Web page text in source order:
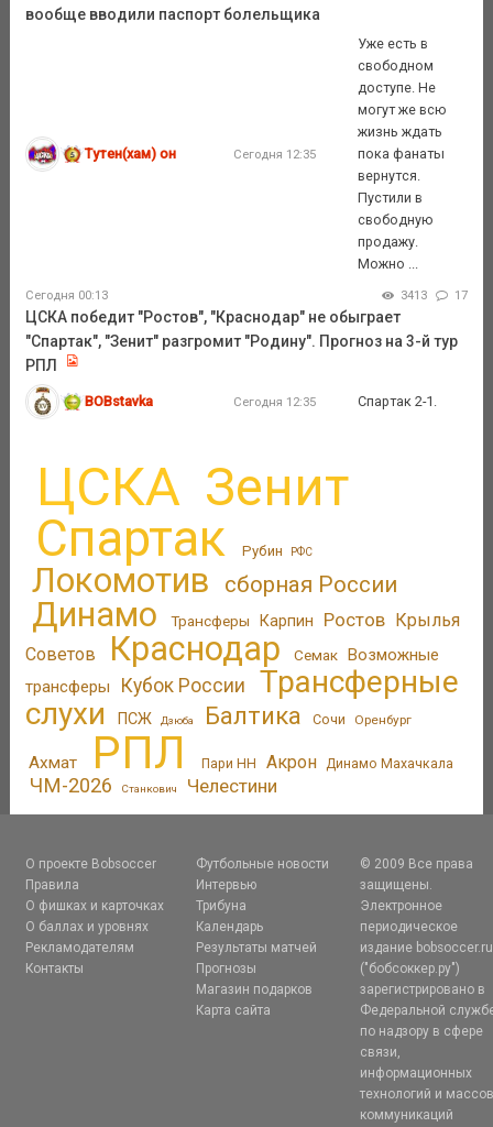
вообще вводили паспорт болельщика
Тутен(хам) он Сегодня 12:35
Уже есть в
свободном
доступе. Не
могут же всю
жизнь ждать
пока фанаты
вернутся.
Пустили в
свободную
продажу.
Можно ...
Сегодня 00:13 3413 17
ЦСКА победит "Ростов", "Краснодар" не обыграет
"Спартак", "Зенит" разгромит "Родину". Прогноз на 3-й тур
РПЛ
BOBstavka Сегодня 12:35 Спартак 2-1.
ЦСКА Зенит
Спартак Рубин РФС
Локомотив сборная России
Динамо Трансферы Карпин Ростов
Крылья
Советов
Краснодар Семак
Возможные
трансферы
Кубок России
Трансферные
слухи
ПСЖ Дзюба Балтика Сочи Оренбург
Ахмат РПЛ Пари НН Акрон Динамо Махачкала
ЧМ-2026 Станкович Челестини
О проекте Bobsoccer
Правила
О фишках и карточках
О баллах и уровнях
Рекламодателям
Контакты
Футбольные новости
Интервью
Трибуна
Календарь
Результаты матчей
Прогнозы
Магазин подарков
Карта сайта
© 2009 Все права
защищены.
Электронное
периодическое
издание bobsoccer.ru
("бобсоккер.ру")
зарегистрировано в
Федеральной
по надзору в сфере
связи,
информационных
технологий и
коммуникаций